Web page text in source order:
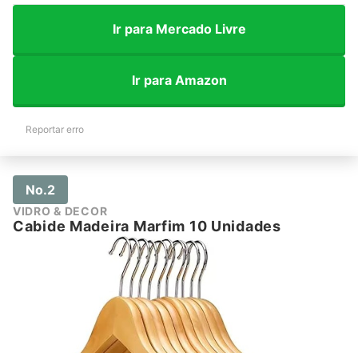
Ir para Mercado Livre
Ir para Amazon
Reportar erro
No.2
VIDRO & DECOR
Cabide Madeira Marfim 10 Unidades